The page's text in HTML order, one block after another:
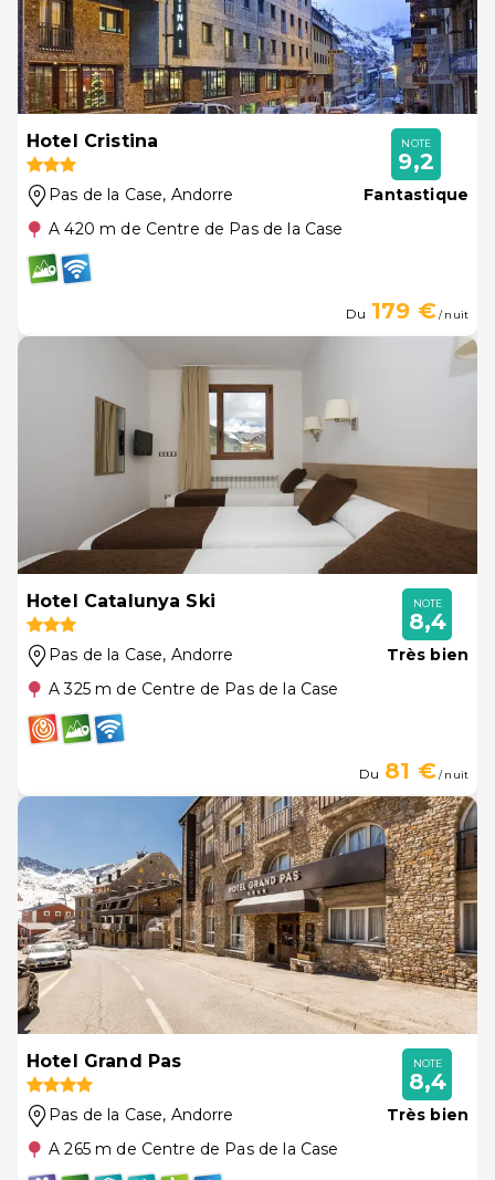
Hotel Cristina
Pas de la Case, Andorre
A 420 m de Centre de Pas de la Case
NOTE
9,2
Fantastique
Du 179 €/ nuit
Hotel Catalunya Ski
Pas de la Case, Andorre
A 325 m de Centre de Pas de la Case
NOTE
8,4
Très bien
Du 81 €/ nuit
Hotel Grand Pas
Pas de la Case, Andorre
A 265 m de Centre de Pas de la Case
NOTE
8,4
Très bien